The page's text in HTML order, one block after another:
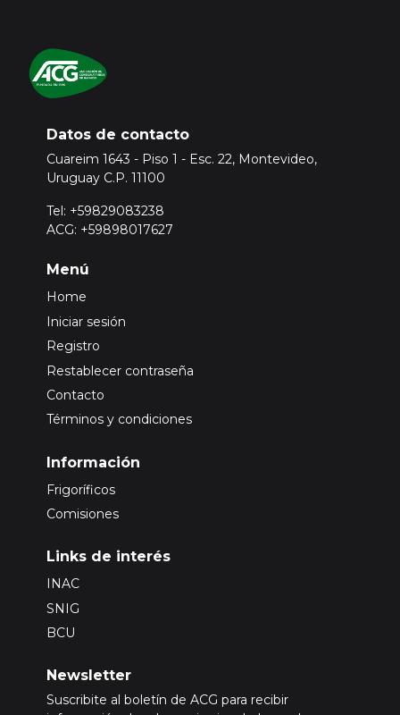
Datos de contacto
Cuareim 1643 - Piso 1 - Esc. 22, Montevideo,
Uruguay C.P. 11100
Tel: +59829083238
ACG: +59898017627
Menú
Home
Iniciar sesión
Registro
Restablecer contraseña
Contacto
Términos y condiciones
Información
Frigoríficos
Comisiones
Links de interés
INAC
SNIG
BCU
Newsletter
Suscribite al boletín de ACG para recibir